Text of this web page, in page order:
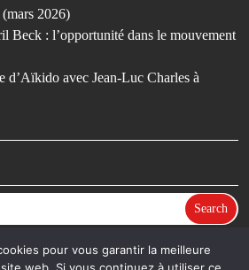
2026)
Beck : l’opportunité dans le mouvement
d’Aïkido avec Jean-Luc Charles à
Search
pour vous garantir la meilleure